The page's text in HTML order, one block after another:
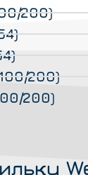
200)
200)
200)